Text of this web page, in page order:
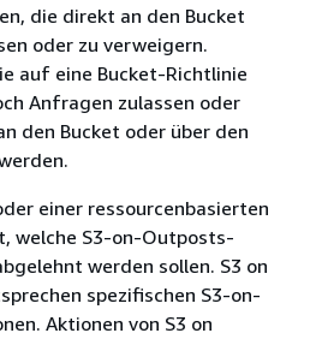
die direkt an den Bucket
oder zu verweigern.
auf eine Bucket-Richtlinie
Anfragen zulassen oder
den Bucket oder über den
einer ressourcenbasierten
welche S3-on-Outposts-
werden sollen. S3 on
spezifischen S3-on-
Aktionen von S3 on